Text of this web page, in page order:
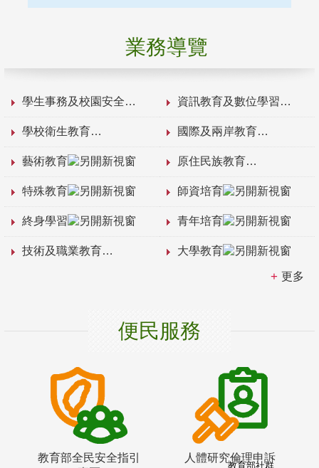
業務導覽
學生事務及校園安全 資訊教育及數位學習
學校衛生教育 國際及兩岸教育
藝術教育 原住民族教育
特殊教育 師資培育
終身學習 青年培育
技術及職業教育 大學教育
更多
便民服務
教育部全民安全指引
人體研究倫理申訴
教育部社群